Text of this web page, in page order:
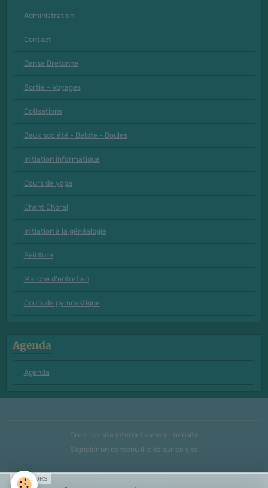
Administration
Contact
Danse Bretonne
Sortie - Voyages
Cotisations
Jeux société - Belote - Boules
Initiation informatique
Cours de yoga
Chant Choral
Initiation à la généalogie
Peinture
Marche d'entretien
Cours de gymnastique
Agenda
Agenda
Créer un site internet avec e-monsite
Signaler un contenu illicite sur ce site
SPONSORS